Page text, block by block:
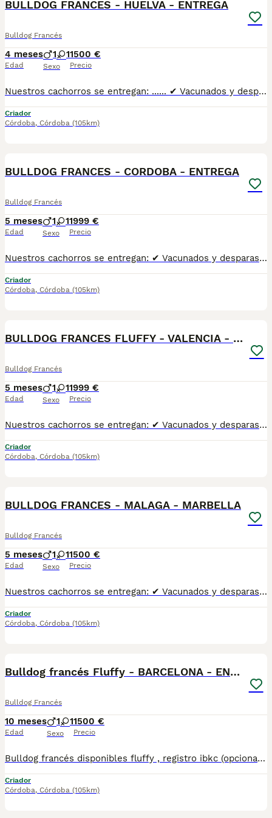
BULLDOG FRANCES - HUELVA - ENTREGA
Bulldog Francés
4 meses
Edad
1 1
Sexo
1500 €
Precio
Nuestros cachorros se entregan: ...... ✔ Vacunados y desparasitados según su edad. ✔ Con microchip y cartilla veterinaria al día. ✔ Revisados veterinariamente antes de la entrega. ✔ Procedentes de líneas cuidadosamente seleccionadas por salud, morfología y carácter. ✔ Con una excelente socialización desde pequeños y habituados al contacto diario con personas. ✔ Iniciados en el aprendizaje para hacer sus necesidades en empapador, facilitando su adaptación al nuevo hogar. ✔ Con asesoramiento antes y después de la entrega para ayudarte en todo lo que necesites.Realizamos entregas en Sevilla, Málaga, Cádiz, Córdoba, Granada, Jaén, Huelva y Almería, además de ciudades como Marbella, Jerez de la Frontera, Algeciras, Estepona, Fuengirola, Benalmádena, Mijas, Torremolinos, Dos Hermanas, Antequera y cualquier otro punto de Andalucía. 🚚 Entrega 100% a contrarreembolso. No tendrás que pagar el cachorro por adelantado. Lo recibes en la puerta de tu casa y podrás comprobar que todo está correcto antes de realizar el pago.610864702
Criador
Córdoba, Córdoba (105km)
BULLDOG FRANCES - CORDOBA - ENTREGA
Bulldog Francés
5 meses
Edad
1 1
Sexo
1999 €
Precio
Nuestros cachorros se entregan: ✔ Vacunados y desparasitados según su edad. ✔ Con microchip y cartilla veterinaria al día. ✔ Revisados veterinariamente antes de la entrega. ✔ Procedentes de líneas cuidadosamente seleccionadas por salud, morfología y carácter. ✔ Con una excelente socialización desde pequeños y habituados al contacto diario con personas. ✔ Iniciados en el aprendizaje para hacer sus necesidades en empapador, facilitando su adaptación al nuevo hogar. ✔ Con asesoramiento antes y después de la entrega para ayudarte en todo lo que necesites.Realizamos entregas en Sevilla, Málaga, Cádiz, Córdoba, Granada, Jaén, Huelva y Almería, además de ciudades como Marbella, Jerez de la Frontera, Algeciras, Estepona, Fuengirola, Benalmádena, Mijas, Torremolinos, Dos Hermanas, Antequera y cualquier otro punto de Andalucía. 🚚 Entrega 100% a contrarreembolso. No tendrás que pagar el cachorro por adelantado. Lo recibes en la puerta de tu casa y podrás comprobar que todo está correcto antes de realizar el pago.610864702
Criador
Córdoba, Córdoba (105km)
BULLDOG FRANCES FLUFFY - VALENCIA - ENTREGA
Bulldog Francés
5 meses
Edad
1 1
Sexo
1999 €
Precio
Nuestros cachorros se entregan: ✔ Vacunados y desparasitados según su edad. ✔ Con microchip y cartilla veterinaria al día. ✔ Revisados veterinariamente antes de la entrega. ✔ Procedentes de líneas cuidadosamente seleccionadas por salud, morfología y carácter. ✔ Con una excelente socialización desde pequeños y habituados al contacto diario con personas. ✔ Iniciados en el aprendizaje para hacer sus necesidades en empapador, facilitando su adaptación al nuevo hogar. ✔ Con asesoramiento antes y después de la entrega para ayudarte en todo lo que necesites.Realizamos entregas en Sevilla, Málaga, Cádiz, Córdoba, Granada, Jaén, Huelva y Almería, además de ciudades como Marbella, Jerez de la Frontera, Algeciras, Estepona, Fuengirola, Benalmádena, Mijas, Torremolinos, Dos Hermanas, Antequera y cualquier otro punto de Andalucía. 🚚 Entrega 100% a contrarreembolso. No tendrás que pagar el cachorro por adelantado. Lo recibes en la puerta de tu casa y podrás comprobar que todo está correcto antes de realizar el pago.610864702
Criador
Córdoba, Córdoba (105km)
BULLDOG FRANCES - MALAGA - MARBELLA
Bulldog Francés
5 meses
Edad
1 1
Sexo
1500 €
Precio
Nuestros cachorros se entregan: ✔ Vacunados y desparasitados según su edad. ✔ Con microchip y cartilla veterinaria al día. ✔ Revisados veterinariamente antes de la entrega. ✔ Procedentes de líneas cuidadosamente seleccionadas por salud, morfología y carácter. ✔ Con una excelente socialización desde pequeños y habituados al contacto diario con personas. ✔ Iniciados en el aprendizaje para hacer sus necesidades en empapador, facilitando su adaptación al nuevo hogar. ✔ Con asesoramiento antes y después de la entrega para ayudarte en todo lo que necesites.Realizamos entregas en Sevilla, Málaga, Cádiz, Córdoba, Granada, Jaén, Huelva y Almería, además de ciudades como Marbella, Jerez de la Frontera, Algeciras, Estepona, Fuengirola, Benalmádena, Mijas, Torremolinos, Dos Hermanas, Antequera y cualquier otro punto de Andalucía. 🚚 Entrega 100% a contrarreembolso. No tendrás que pagar el cachorro por adelantado. Lo recibes en la puerta de tu casa y podrás comprobar que todo está correcto antes de realizar el pago.610864702 .
Criador
Córdoba, Córdoba (105km)
Bulldog francés Fluffy - BARCELONA - ENTREGA
Bulldog Francés
10 meses
Edad
1 1
Sexo
1500 €
Precio
Bulldog francés disponibles fluffy , registro ibkc (opcional) , Una de las mejores líneas morfológicas a nivel nacional, trabajamos en la mejora y desarrollo de la raza , tanto estructural como genética , actualmente disponemos machos y hembras , hacemos entregas personalizadas a toda España 610864702. CONDICIONES INMEJORABLES. COMPRUEBALO !! . Gracias
Criador
Córdoba, Córdoba (105km)